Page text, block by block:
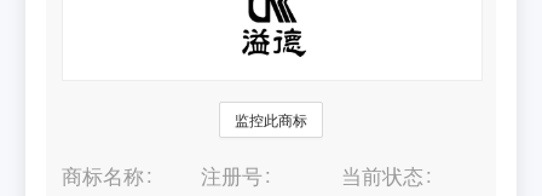
监控此商标
商标名称
注册号
当前状态